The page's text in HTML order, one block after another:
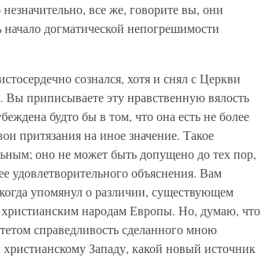
все же, говорите вы, они
догматической непогрешимости
сознался, хотя и снял с Церкви
приписываете эту нравственную вялость
будто бы в том, что она есть не более
притязания на иное значение. Такое
оно не может быть допущено до тех пор,
удовлетворительного объяснения. Вам
упомянул о различии, существующем
народам Европы. Но, думаю, что
справедливость сделанного мною
Западу, какой новый источник